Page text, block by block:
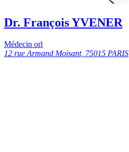
Dr. François YVENER
Médecin orl
12 rue Armand Moisant, 75015 PARIS